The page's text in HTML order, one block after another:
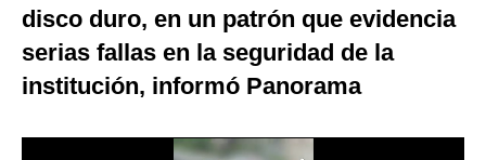
Podcast
Gestión TV
disco duro, en un patrón que evidencia
serias fallas en la seguridad de la
institución, informó Panorama